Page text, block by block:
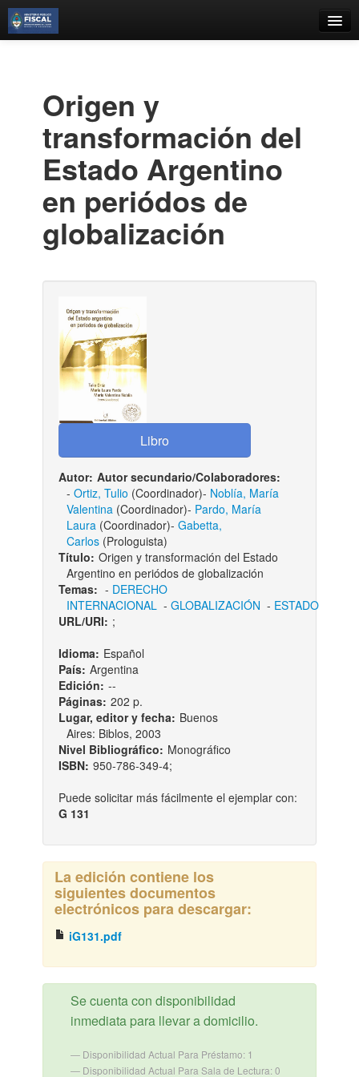
Estantes Virtuales
Contacto
Iniciar sesión
Origen y
transformación del
Estado Argentino
en periódos de
globalización
Autor: Autor secundario/Colaboradores:
- Ortiz, Tulio (Coordinador)- Noblía, María
Valentina(Coordinador)- Pardo, María
Laura(Coordinador)- Gabetta,
Carlos(Prologuista)
Título: Origen y transformación del Estado
Argentino en periódos de globalización
Temas: - DERECHO
INTERNACIONAL- GLOBALIZACIÓN - ESTADO
URL/URI: ;
Idioma: Español
País: Argentina
Edición: --
Páginas: 202 p.
Lugar, editor y fecha: Buenos
Aires: Biblos, 2003
Nivel Bibliográfico: Monográfico
ISBN: 950-786-349-4;
Puede solicitar más fácilmente el ejemplar con:
G 131
La edición contiene los
siguientes documentos
electrónicos para descargar:
iG131.pdf
Se cuenta con disponibilidad
inmediata para llevar a domicilio.
Disponibilidad Actual Para Préstamo: 1
Disponibilidad Actual Para Sala de Lectura: 0